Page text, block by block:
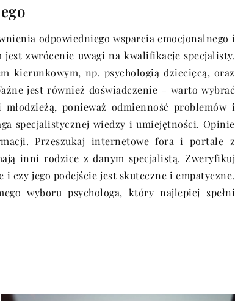
odpowiedniego wsparcia emocjonalnego i
zwrócenie uwagi na kwalifikacje specjalisty.
kierunkowym, np. psychologią dziecięcą, oraz
jest również doświadczenie – warto wybrać
ponieważ odmienność problemów i
specjalistycznej wiedzy i umiejętności. Opinie
Przeszukaj internetowe fora i portale z
inni rodzice z danym specjalistą. Zweryfikuj
czy jego podejście jest skuteczne i empatyczne.
wyboru psychologa, który najlepiej spełni